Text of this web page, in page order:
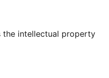
the intellectual property